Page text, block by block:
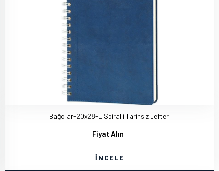
Bağcılar-20x28-L Spiralli Tarihsiz Defter
Fiyat Alın
İNCELE